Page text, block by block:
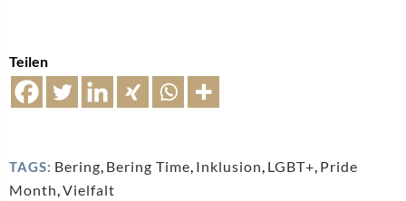
Teilen
TAGS: Bering, Bering Time, Inklusion, LGBT+, Pride
Month,Vielfalt